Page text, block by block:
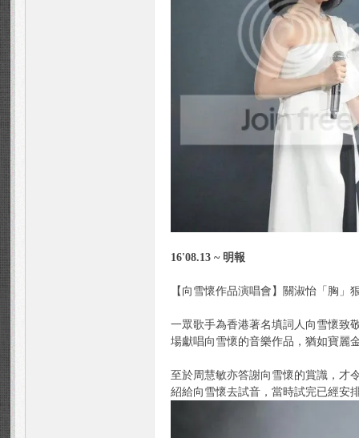
16'08.13 ~ 明報
【向雪懷作品演唱會】關淑怡「胸」
一眾歌手為香港著名填詞人向雪懷致
場獻唱向雪懷的音樂作品，猶如寶麗
至於周慧敏亦答謝向雪懷的賞識，才
紹給向雪懷去試音，當時試完已經安